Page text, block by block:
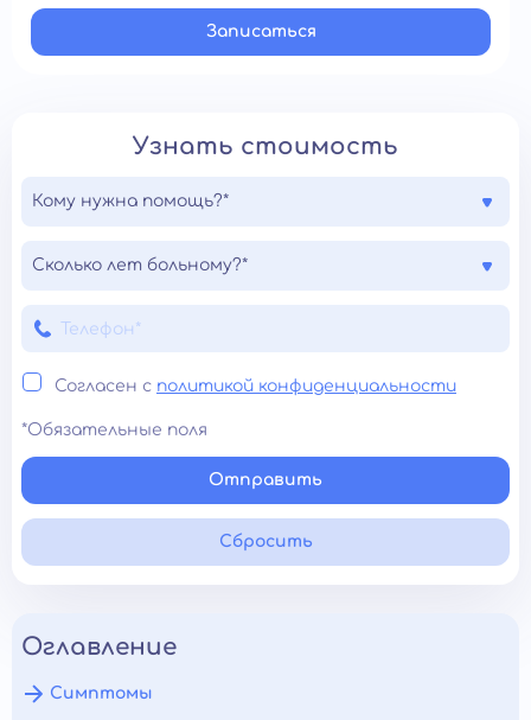
Записатьcя
Узнать стоимость
Кому нужна помощь?*
Сколько лет больному?*
Согласен с политикой конфиденциальности
*Обязательные поля
Отправить
Сбросить
Оглавление
Симптомы